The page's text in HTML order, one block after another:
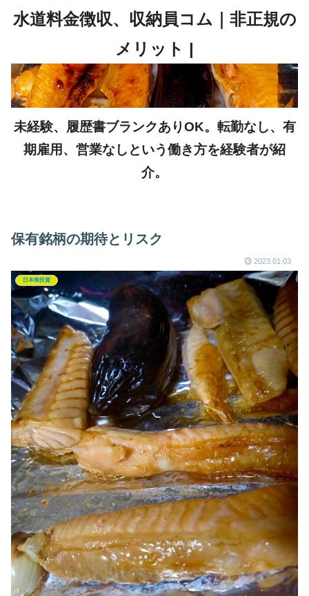
未経験、履歴書ブランクありOK。転勤なし、有
期雇用、営業なしという働き方を経験者が紹
介。
保有銘柄の期待とリスク
2023.01.03
日本株投資